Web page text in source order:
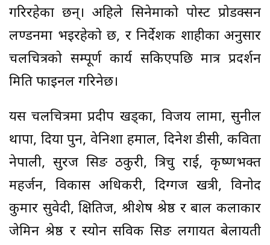
गरिरहेका छन्। अहिले सिनेमाको पोस्ट प्रोडक्सन
लण्डनमा भइरहेको छ, र निर्देशक शाहीका अनुसार
चलचित्रको सम्पूर्ण कार्य सकिएपछि मात्र प्रदर्शन
मिति फाइनल गरिनेछ।
यस चलचित्रमा प्रदीप खड्का, विजय लामा, सुनील
थापा, दिया पुन, वेनिशा हमाल, दिनेश डीसी, कविता
नेपाली, सुरज सिङ ठकुरी, त्रिचु राई, कृष्णभक्त
महर्जन, विकास अधिकरी, दिग्गज खत्री, विनोद
कुमार सुवेदी, क्षितिज, श्रीशेष श्रेष्ठ र बाल कलाकार
जेमिन श्रेष्ठ र स्योन सविक सिङ लगायत बेलायती